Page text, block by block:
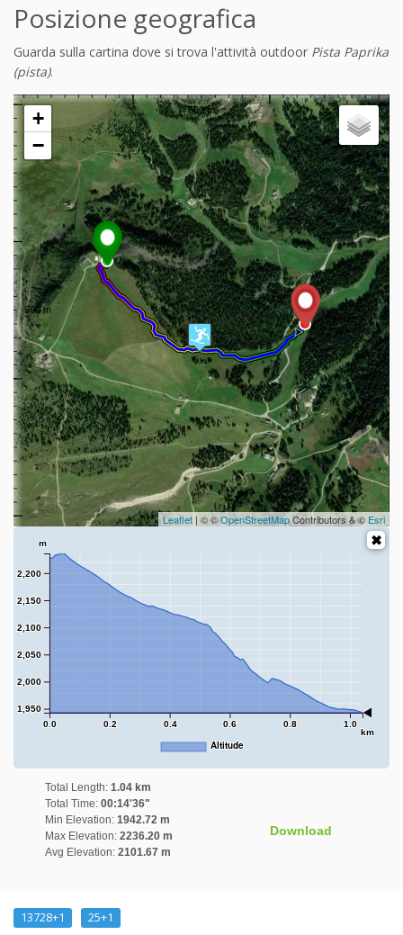
Posizione geografica
Guarda sulla cartina dove si trova l'attività outdoor Pista Paprika
(pista).
+
−
Leaflet | © ©OpenStreetMapContributors & © Esri
0.0 0.2 0.4 0.6 0.8 1.0
km
1,950
2,000
2,050
2,100
2,150
2,200
m
Altitude
Total Length: 1.04 km
Total Time: 00:14'36"
Min Elevation: 1942.72 m
Max Elevation: 2236.20 m
Avg Elevation: 2101.67 m
Download
13728+1 25+1